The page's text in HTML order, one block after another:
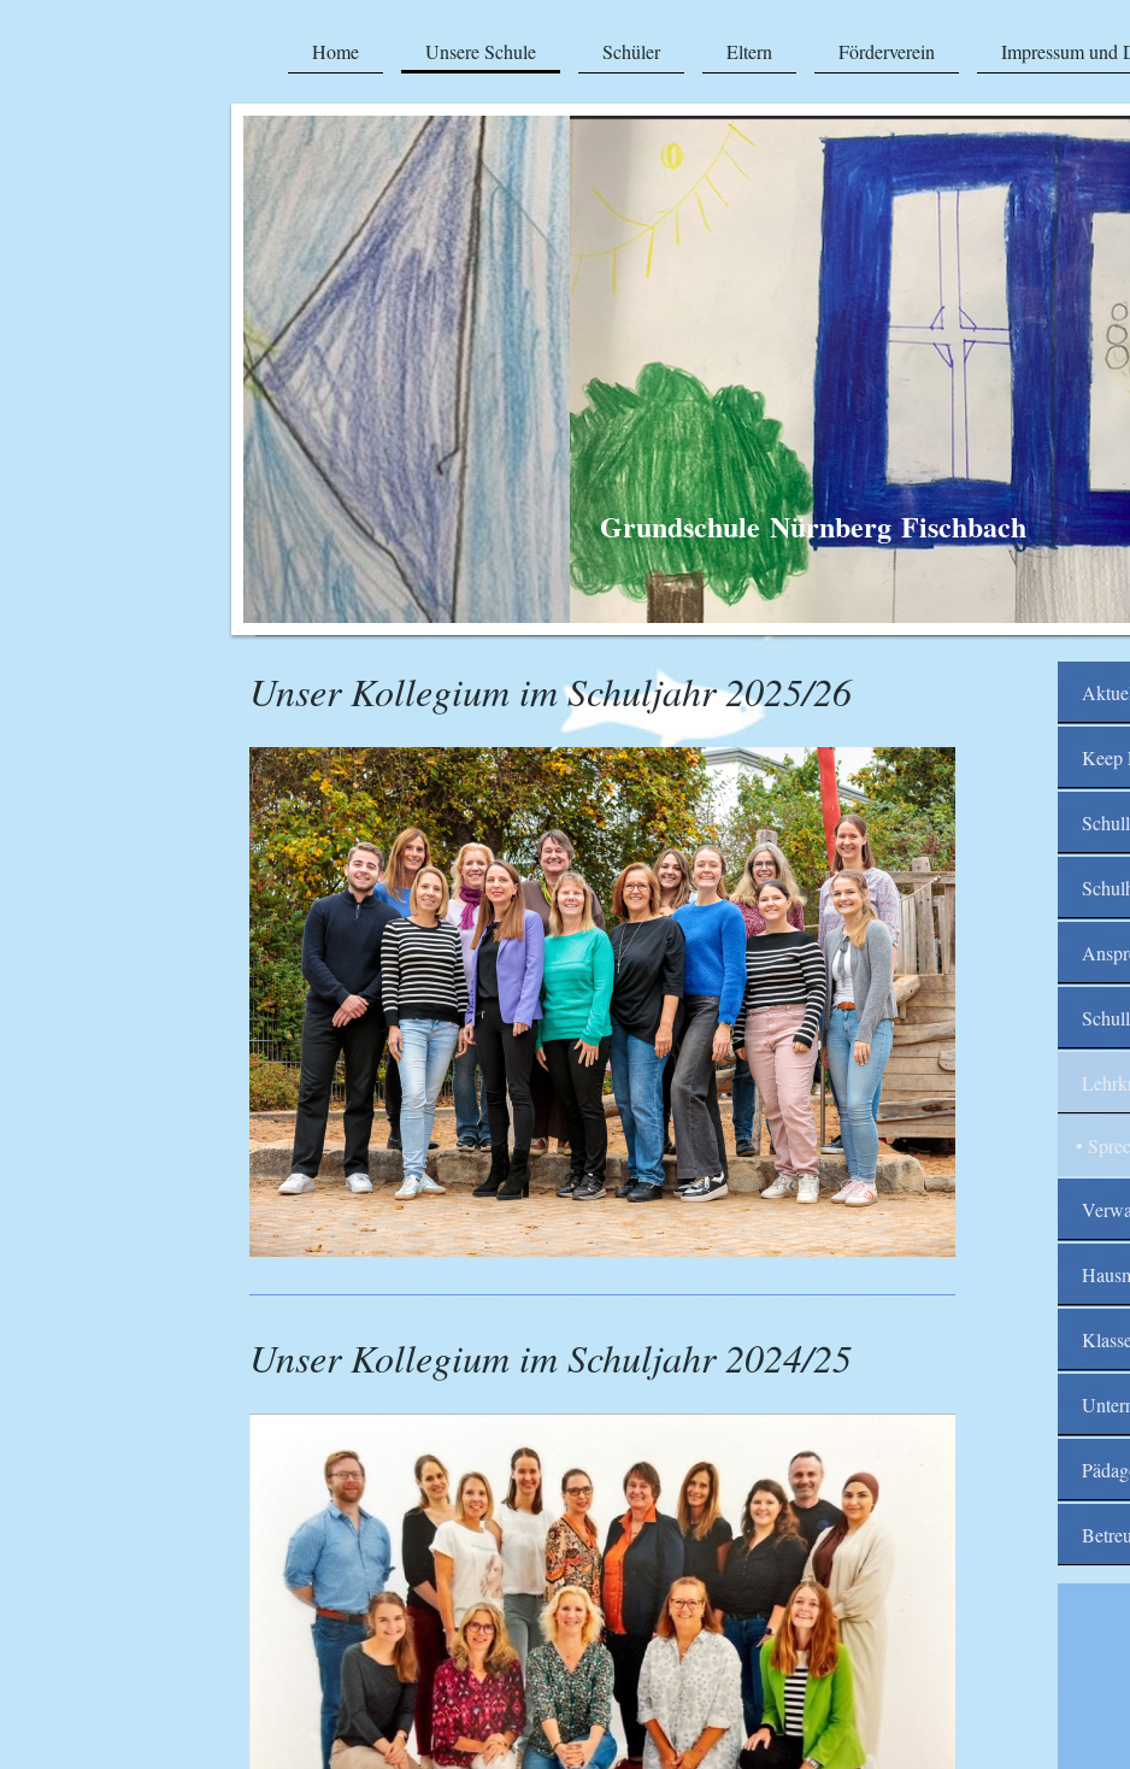
Home Unsere Schule Schüler Eltern Förderverein Impressum und
Grundschule Nürnberg Fischbach
Unser Kollegium im Schuljahr 2025/26
Unser Kollegium im Schuljahr 2024/25
Keep